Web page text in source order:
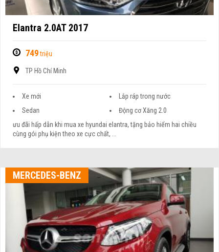
Elantra 2.0AT 2017
749triệu
TP Hồ Chí Minh
Xe mới
Lắp ráp trong nước
Sedan
Động cơ Xăng 2.0
ưu đãi hấp dẫn khi mua xe hyundai elantra, tặng bảo hiểm hai chiều
cùng gói phụ kiện theo xe cực chất, ...
MERCEDES-BENZ